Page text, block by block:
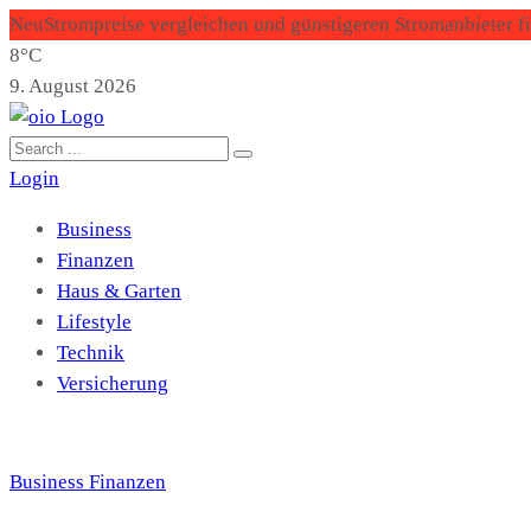
NeuStrompreise vergleichen und günstigeren Stromanbieter
8°C
9. August 2026
Login
Business
Finanzen
Haus & Garten
Lifestyle
Technik
Versicherung
Business Finanzen